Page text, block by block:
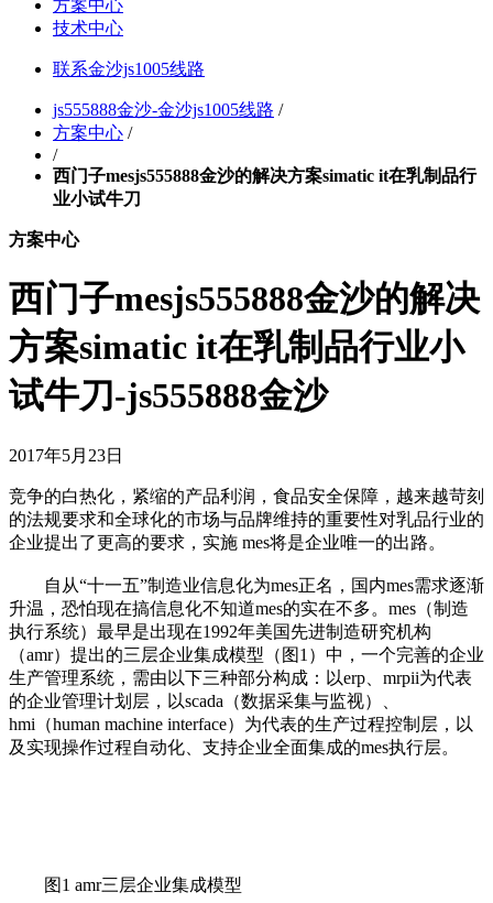
方案中心
技术中心
联系金沙js1005线路
js555888金沙-金沙js1005线路 /
方案中心 /
/
西门子mesjs555888金沙的解决方案simatic it在乳制品行
业小试牛刀
方案中心
西门子mesjs555888金沙的解决
方案simatic it在乳制品行业小
试牛刀-js555888金沙
2017年5月23日
竞争的白热化，紧缩的产品利润，食品安全保障，越来越苛刻
的法规要求和全球化的市场与品牌维持的重要性对乳品行业的
企业提出了更高的要求，实施 mes将是企业唯一的出路。
自从“十一五”制造业信息化为mes正名，国内mes需求逐渐
升温，恐怕现在搞信息化不知道mes的实在不多。mes（制造
执行系统）最早是出现在1992年美国先进制造研究机构
（amr）提出的三层企业集成模型（图1）中，一个完善的企业
生产管理系统，需由以下三种部分构成：以erp、mrpii为代表
的企业管理计划层，以scada（数据采集与监视）、
hmi（human machine interface）为代表的生产过程控制层，以
及实现操作过程自动化、支持企业全面集成的mes执行层。
图1 amr三层企业集成模型